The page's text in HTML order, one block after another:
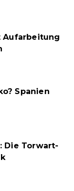
Aufarbeitung
Spanien
Die Torwart-